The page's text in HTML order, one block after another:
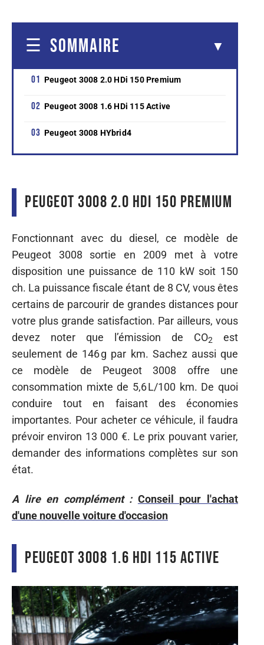
SOMMAIRE
Peugeot 3008 2.0 HDi 150 Premium
Peugeot 3008 1.6 HDi 115 Active
Peugeot 3008 HYbrid4
Peugeot 3008 2.0 HDi 150 Premium
Fonctionnant avec du diesel, ce modèle de
Peugeot 3008 sortie en 2009 met à votre
disposition une puissance de 110 kW soit 150
ch. La puissance fiscale étant de 8 CV, vous êtes
certains de parcourir de grandes distances pour
votre plus grande satisfaction. Par ailleurs, vous
devez noter que l’émission de CO2
est
seulement de 146 g par km. Sachez aussi que
ce modèle de Peugeot 3008 offre une
consommation mixte de 5,6 L/100 km. De quoi
conduire tout en faisant des économies
importantes. Pour acheter ce véhicule, il faudra
prévoir environ 13 000 €. Le prix pouvant varier,
demander des informations complètes sur son
état.
A lire en complément : Conseil pour l'achat
d'une nouvelle voiture d'occasion
Peugeot 3008 1.6 HDi 115 Active